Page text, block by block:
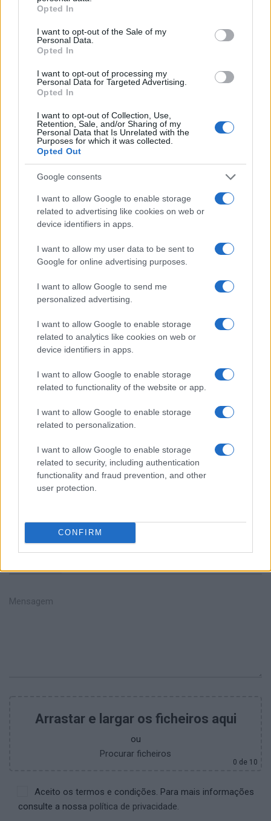
grant or deny consent to Google and its third-party tags to
use your data for below specified purposes in below Google
consent section.
Opted In
I want to opt-out of the Sale of my
Personal Data.
Opted In
I want to opt-out of processing my
Personal Data for Targeted Advertising.
Opted In
I want to opt-out of Collection, Use,
Retention, Sale, and/or Sharing of my
Personal Data that Is Unrelated with the
Purposes for which it was collected.
Opted Out
Google consents
I want to allow Google to enable storage
related to advertising like cookies on web or
device identifiers in apps.
I want to allow my user data to be sent to
Google for online advertising purposes.
I want to allow Google to send me
personalized advertising.
I want to allow Google to enable storage
related to analytics like cookies on web or
device identifiers in apps.
I want to allow Google to enable storage
related to functionality of the website or app.
I want to allow Google to enable storage
related to personalization.
I want to allow Google to enable storage
related to security, including authentication
functionality and fraud prevention, and other
user protection.
CONFIRM
ZEN
LER MAIS
CH CHT
K SB/ MB/ XB
Fale connosco
Arrastar e largar os ficheiros aqui
ou
Procurar ficheiros
0 de 10
Aceito os termos e condições. Para mais informações
consulte a nossa política de privacidade.